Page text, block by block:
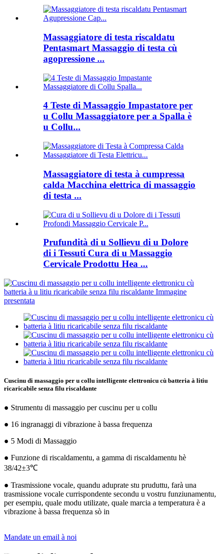
Massaggiatore di testa riscaldatu
Pentasmart Massaggio di testa cù
agopressione ...
4 Teste di Massaggio Impastatore per
u Collu Massaggiatore per a Spalla è
u Collu...
Massaggiatore di testa à cumpressa
calda Macchina elettrica di massaggio
di testa ...
Prufundità di u Sollievu di u Dolore
di i Tessuti Cura di u Massaggio
Cervicale Prodottu Hea ...
Cuscinu di massaggio per u collu intelligente elettronicu cù batteria à litiu
ricaricabile senza filu riscaldante
● Strumentu di massaggio per cuscinu per u collu
● 16 ingranaggi di vibrazione à bassa frequenza
● 5 Modi di Massaggio
● Funzione di riscaldamentu, a gamma di riscaldamentu hè
38/42±3℃
● Trasmissione vocale, quandu aduprate stu pruduttu, farà una
trasmissione vocale currispondente secondu u vostru funziunamentu,
per esempiu, quale modu utilizate, quale marcia a temperatura è a
vibrazione à bassa frequenza sò in
Mandate un email à noi